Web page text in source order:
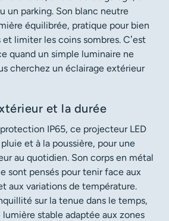
un parking. Son blanc neutre
équilibrée, pratique pour bien
limiter les coins sombres. C’est
quand un simple luminaire ne
cherchez un éclairage extérieur
et la durée
IP65, ce projecteur LED
et à la poussière, pour une
au quotidien. Son corps en métal
sont pensés pour tenir face aux
aux variations de température.
sur la tenue dans le temps,
stable adaptée aux zones